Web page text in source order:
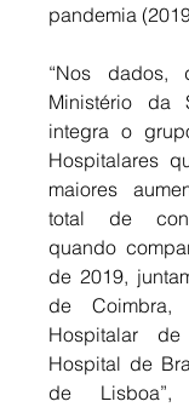
pandemia
“Nos dados,
Ministério da
integra o
Hospitalares
maiores
total de
quando
de 2019,
de
Hospitalar
Hospital de
de